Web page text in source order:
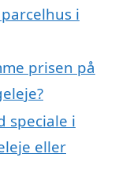
i
prisen på
speciale i
eller